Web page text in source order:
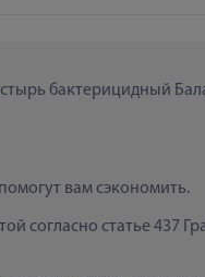
бактерицидный
вам сэкономить.
согласно статье 437